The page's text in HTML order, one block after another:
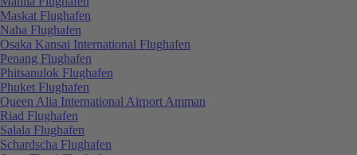
Maskat Flughafen
Naha Flughafen
Osaka Kansai International Flughafen
Penang Flughafen
Phitsanulok Flughafen
Phuket Flughafen
Queen Alia International Airport Amman
Riad Flughafen
Salala Flughafen
Schardscha Flughafen